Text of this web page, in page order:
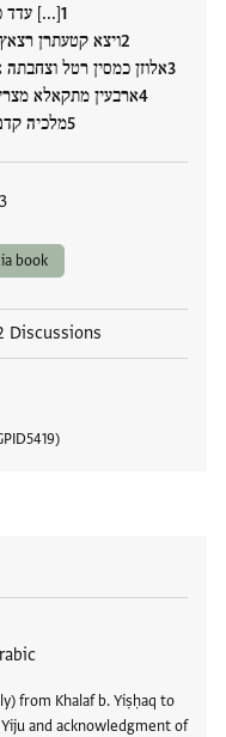
[...] עדד
ויצא קטעתרן
אלוזן כמסין רטל
ארבעין מתקאלא
מלכיה
3
book
Discussions
5419
from Khalaf b. Yiṣḥaq to
and acknowledgment of